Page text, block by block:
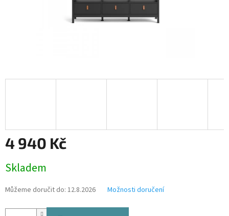
4 940 Kč
cena:
Skladem
Můžeme doručit do: 12.8.2026 Možnosti doručení